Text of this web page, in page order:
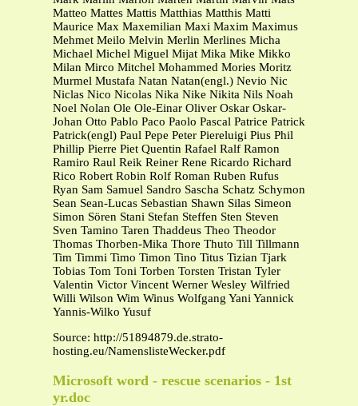
Matteo Mattes Mattis Matthias Matthis Matti
Maurice Max Maxemilian Maxi Maxim Maximus
Mehmet Meilo Melvin Merlin Merlines Micha
Michael Michel Miguel Mijat Mika Mike Mikko
Milan Mirco Mitchel Mohammed Mories Moritz
Murmel Mustafa Natan Natan(engl.) Nevio Nic
Niclas Nico Nicolas Nika Nike Nikita Nils Noah
Noel Nolan Ole Ole-Einar Oliver Oskar Oskar-
Johan Otto Pablo Paco Paolo Pascal Patrice Patrick
Patrick(engl) Paul Pepe Peter Piereluigi Pius Phil
Phillip Pierre Piet Quentin Rafael Ralf Ramon
Ramiro Raul Reik Reiner Rene Ricardo Richard
Rico Robert Robin Rolf Roman Ruben Rufus
Ryan Sam Samuel Sandro Sascha Schatz Schymon
Sean Sean-Lucas Sebastian Shawn Silas Simeon
Simon Sören Stani Stefan Steffen Sten Steven
Sven Tamino Taren Thaddeus Theo Theodor
Thomas Thorben-Mika Thore Thuto Till Tillmann
Tim Timmi Timo Timon Tino Titus Tizian Tjark
Tobias Tom Toni Torben Torsten Tristan Tyler
Valentin Victor Vincent Werner Wesley Wilfried
Willi Wilson Wim Winus Wolfgang Yani Yannick
Yannis-Wilko Yusuf
Source: http://51894879.de.strato-
hosting.eu/NamenslisteWecker.pdf
Microsoft word - rescue scenarios - 1st
yr.doc